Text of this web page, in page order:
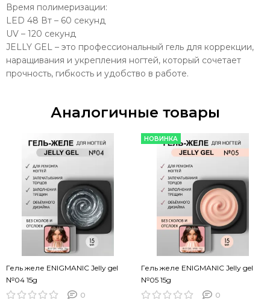
Время полимеризации:
LED 48 Вт – 60 секунд
UV – 120 секунд
JELLY GEL – это профессиональный гель для коррекции,
наращивания и укрепления ногтей, который сочетает
прочность, гибкость и удобство в работе.
Аналогичные товары
Гель желе ENIGMANIC Jelly gel
№04 15g
0
НОВИНКА
Гель желе ENIGMANIC Jelly gel
№05 15g
0